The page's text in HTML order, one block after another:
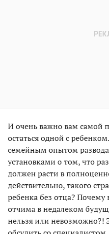
И очень важно вам самой
остаться одной с
семейным опытом
установками о том, что
должен расти в
действительно, такого
ребенка без отца?
отчима в недалеком
нельзя или невозможно?!